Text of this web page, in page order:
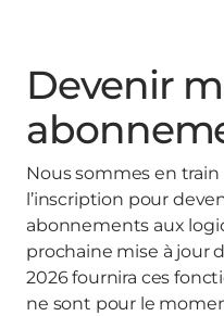
Devenir
Nous sommes en
l’inscription pour
abonnements aux
prochaine mise à jour
2026 fournira ces
ne sont pour le